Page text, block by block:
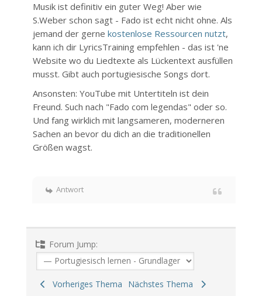
Musik ist definitiv ein guter Weg! Aber wie
S.Weber schon sagt - Fado ist echt nicht ohne. Als
jemand der gerne kostenlose Ressourcen nutzt,
kann ich dir LyricsTraining empfehlen - das ist 'ne
Website wo du Liedtexte als Lückentext ausfüllen
musst. Gibt auch portugiesische Songs dort.
Ansonsten: YouTube mit Untertiteln ist dein
Freund. Such nach "Fado com legendas" oder so.
Und fang wirklich mit langsameren, moderneren
Sachen an bevor du dich an die traditionellen
Größen wagst.
Antwort
Forum Jump:
Vorheriges Thema Nächstes Thema